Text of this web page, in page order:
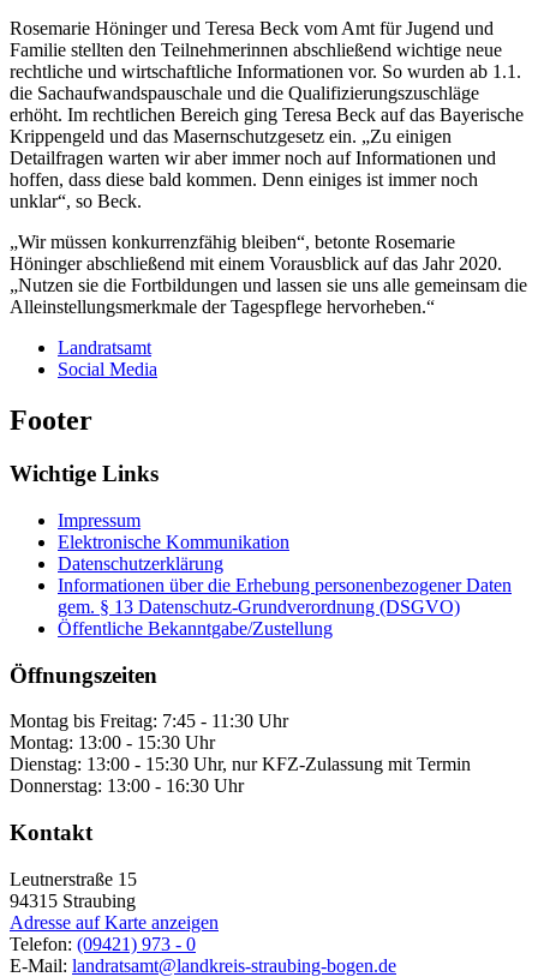
Rosemarie Höninger und Teresa Beck vom Amt für Jugend und
Familie stellten den Teilnehmerinnen abschließend wichtige neue
rechtliche und wirtschaftliche Informationen vor. So wurden ab 1.1.
die Sachaufwandspauschale und die Qualifizierungszuschläge
erhöht. Im rechtlichen Bereich ging Teresa Beck auf das Bayerische
Krippengeld und das Masernschutzgesetz ein. „Zu einigen
Detailfragen warten wir aber immer noch auf Informationen und
hoffen, dass diese bald kommen. Denn einiges ist immer noch
unklar“, so Beck.
„Wir müssen konkurrenzfähig bleiben“, betonte Rosemarie
Höninger abschließend mit einem Vorausblick auf das Jahr 2020.
„Nutzen sie die Fortbildungen und lassen sie uns alle gemeinsam die
Alleinstellungsmerkmale der Tagespflege hervorheben.“
Landratsamt
Social Media
Footer
Wichtige Links
Impressum
Elektronische Kommunikation
Datenschutzerklärung
Informationen über die Erhebung personenbezogener Daten
gem. § 13 Datenschutz-Grundverordnung (DSGVO)
Öffentliche Bekanntgabe/Zustellung
Öffnungszeiten
Montag bis Freitag: 7:45 - 11:30 Uhr
Montag: 13:00 - 15:30 Uhr
Dienstag: 13:00 - 15:30 Uhr, nur KFZ-Zulassung mit Termin
Donnerstag: 13:00 - 16:30 Uhr
Kontakt
Leutnerstraße 15
94315 Straubing
Adresse auf Karte anzeigen
Telefon: (09421) 973 - 0
E-Mail: landratsamt@landkreis-straubing-bogen.de